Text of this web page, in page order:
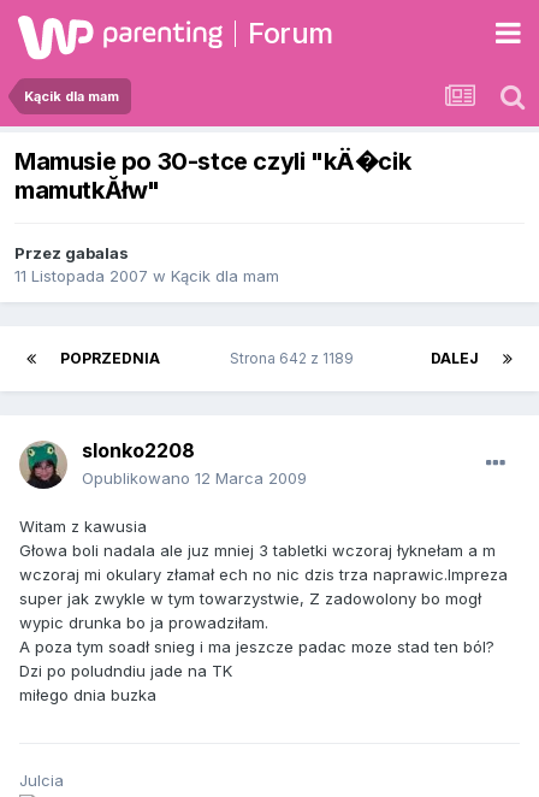
Forum
Kącik dla mam
Mamusie po 30-stce czyli "kÄ�cik
mamutkĂłw"
Przez gabalas
11 Listopada 2007 w Kącik dla mam
POPRZEDNIA DALEJ
Strona 642 z 1189
slonko2208
Opublikowano 12 Marca 2009
Witam z kawusia
Głowa boli nadala ale juz mniej 3 tabletki wczoraj łyknełam a m
wczoraj mi okulary złamał ech no nic dzis trza naprawic.Impreza
super jak zwykle w tym towarzystwie, Z zadowolony bo mogł
wypic drunka bo ja prowadziłam.
A poza tym soadł snieg i ma jeszcze padac moze stad ten ból?
Dzi po poludndiu jade na TK
miłego dnia buzka
Julcia